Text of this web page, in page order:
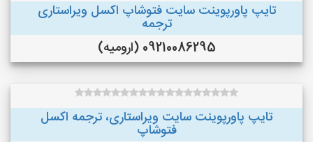
تایپ پاورپوینت سایت فتوشاپ اکسل ویراستاری
ترجمه
09210086295 (ارومیه)
تایپ پاورپوینت سایت ویراستاری، ترجمه اکسل
فتوشاپ